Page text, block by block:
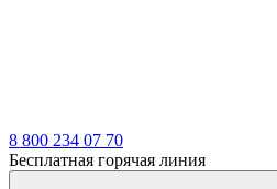
8 800 234 07 70
Бесплатная горячая линия